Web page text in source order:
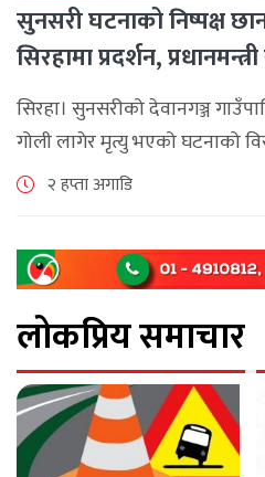
सुनसरी घटनाको निष्पक्ष
सिरहामा प्रदर्शन,
माग
सिरहा। सुनसरीको देवानगञ्ज
गोली लागेर मृत्यु भएको घटनाको
नगरपालिका–८ पुरानो चोक
पश्चिम राजमार्ग अवरुद्ध [...]
२ हप्ता अगाडि
लोकप्रिय समाचार